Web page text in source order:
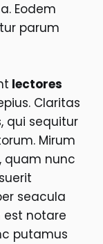
Eodem
parum
lectores
Claritas
qui sequitur
Mirum
quam nunc
seacula
notare
putamus